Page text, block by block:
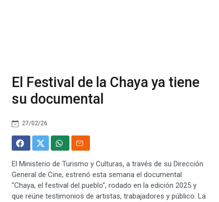
El Festival de la Chaya ya tiene
su documental
27/02/26
El Ministerio de Turismo y Culturas, a través de su Dirección
General de Cine, estrenó esta semana el documental
"Chaya, el festival del pueblo", rodado en la edición 2025 y
que reúne testimonios de artistas, trabajadores y público. La